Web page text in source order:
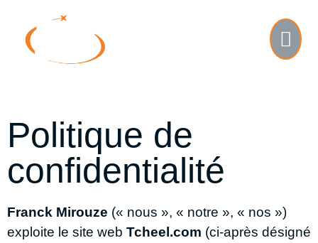
Politique de
confidentialité
Franck Mirouze (« nous », « notre », « nos »)
exploite le site web Tcheel.com (ci-après désigné